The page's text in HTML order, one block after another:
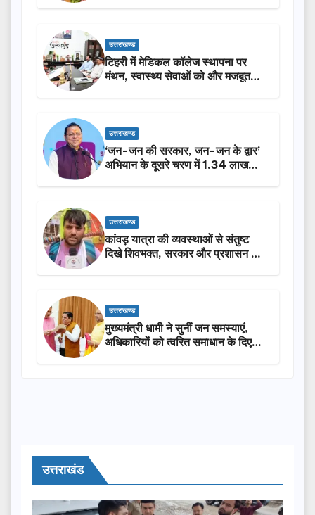
उत्तराखण्ड
टिहरी में मेडिकल कॉलेज स्थापना पर
मंथन, स्वास्थ्य सेवाओं को और मजबूत
उत्तराखण्ड
‘जन-जन की सरकार, जन-जन के द्वार’
अभियान के दूसरे चरण में 1.34 लाख
उत्तराखण्ड
कांवड़ यात्रा की व्यवस्थाओं से संतुष्ट
दिखे शिवभक्त, सरकार और प्रशासन की
उत्तराखण्ड
मुख्यमंत्री धामी ने सुनीं जन समस्याएं,
अधिकारियों को त्वरित समाधान के दिए
उत्तराखंड